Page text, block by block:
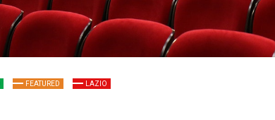
FEATURED LAZIO